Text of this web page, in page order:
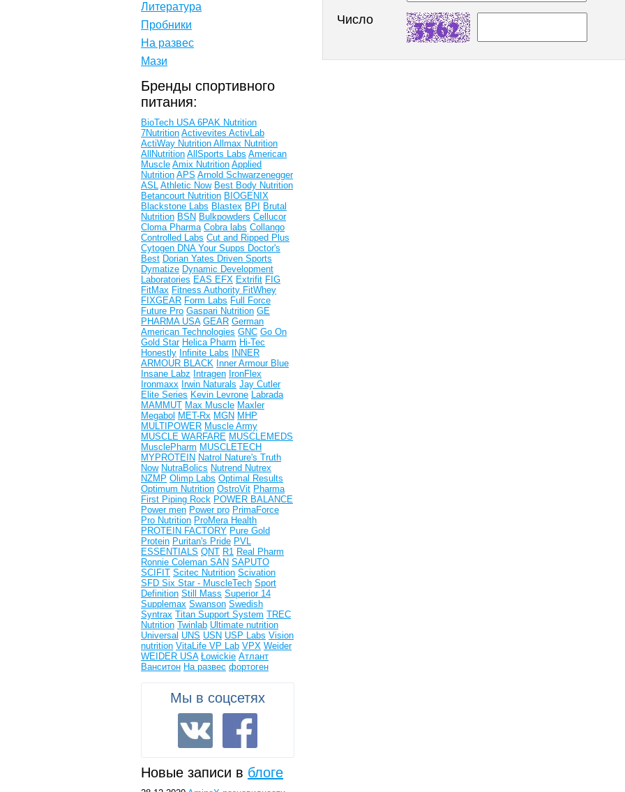
Число
Литература
Пробники
На развес
Мази
Бренды спортивного
питания:
BioTech USA 6PAK Nutrition
7Nutrition Activevites ActivLab
ActiWay Nutrition Allmax Nutrition
AllNutrition AllSports Labs American
Muscle Amix Nutrition Applied
Nutrition APS Arnold Schwarzenegger
ASL Athletic Now Best Body Nutrition
Betancourt Nutrition BIOGENIX
Blackstone Labs Blastex BPI
Brutal
Nutrition BSN Bulkpowders Cellucor
Cloma Pharma Cobra labs Collango
Controlled Labs Cut and Ripped Plus
Cytogen DNA Your Supps Doctor's
Best Dorian Yates Driven Sports
Dymatize Dynamic Development
Laboratories EAS EFX Extrifit FIG
FitMax Fitness Authority FitWhey
FIXGEAR Form Labs Full Force
Future Pro Gaspari Nutrition GE
PHARMA USA GEAR German
American Technologies GNC Go On
Gold Star Helica Pharm Hi-Tec
Honestly Infinite Labs
INNER
ARMOUR BLACK Inner Armour Blue
Insane Labz Intragen IronFlex
Ironmaxx Irwin Naturals Jay Cutler
Elite Series Kevin Levrone Labrada
MAMMUT Max Muscle Maxler
Megabol MET-Rx MGN MHP
MULTIPOWER Muscle Army
MUSCLE WARFARE MUSCLEMEDS
MusclePharm MUSCLETECH
MYPROTEIN Natrol Nature's Truth
Now NutraBolics Nutrend Nutrex
NZMP Olimp Labs Optimal Results
Optimum Nutrition OstroVit Pharma
First Piping Rock POWER BALANCE
Power men Power pro PrimaForce
Pro Nutrition ProMera Health
PROTEIN FACTORY Pure Gold
Protein Puritan's Pride PVL
ESSENTIALS QNT R1 Real Pharm
Ronnie Coleman SAN SAPUTO
SCIFIT Scitec Nutrition Scivation
SFD Six Star - MuscleTech Sport
Definition Still Mass Superior 14
Supplemax Swanson Swedish
Syntrax Titan Support System TREC
Nutrition Twinlab Ultimate nutrition
Universal UNS USN USP Labs Vision
nutrition VitaLife VP Lab VPX Weider
WEIDER USA Łowickie Атлант
Ванситон На развес фортоген
Мы в соцсетях
Новые записи в блоге